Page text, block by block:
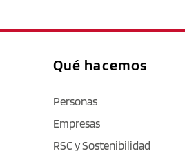
Qué hacemos
Personas
Empresas
RSC y Sostenibilidad